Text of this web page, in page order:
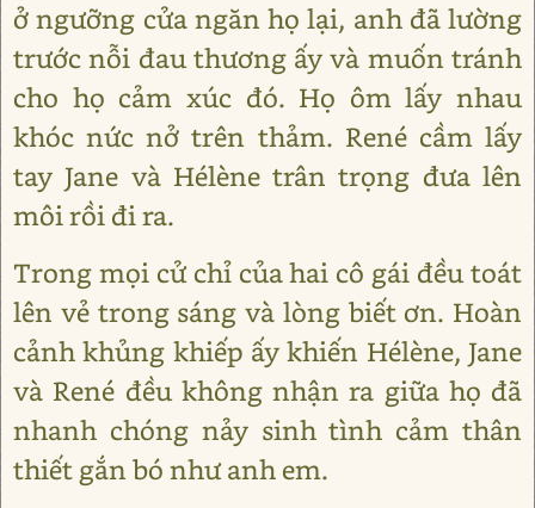
ở ngưỡng cửa ngăn họ lại, anh đã lường
trước nỗi đau thương ấy và muốn tránh
cho họ cảm xúc đó. Họ ôm lấy nhau
khóc nức nở trên thảm. René cầm lấy
tay Jane và Hélène trân trọng đưa lên
môi rồi đi ra.
Trong mọi cử chỉ của hai cô gái đều toát
lên vẻ trong sáng và lòng biết ơn. Hoàn
cảnh khủng khiếp ấy khiến Hélène, Jane
và René đều không nhận ra giữa họ đã
nhanh chóng nảy sinh tình cảm thân
thiết gắn bó như anh em.